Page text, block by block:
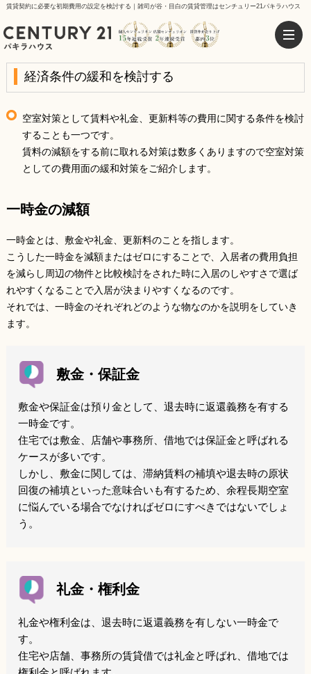
賃貸契約に必要な初期費用の設定を検討する｜雑司が谷・目白の賃貸管理はセンチュリー21パキラハウス